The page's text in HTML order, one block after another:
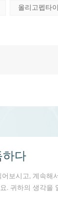
올리고펩타
하다
어보시고, 계속해
. 귀하의 생각을